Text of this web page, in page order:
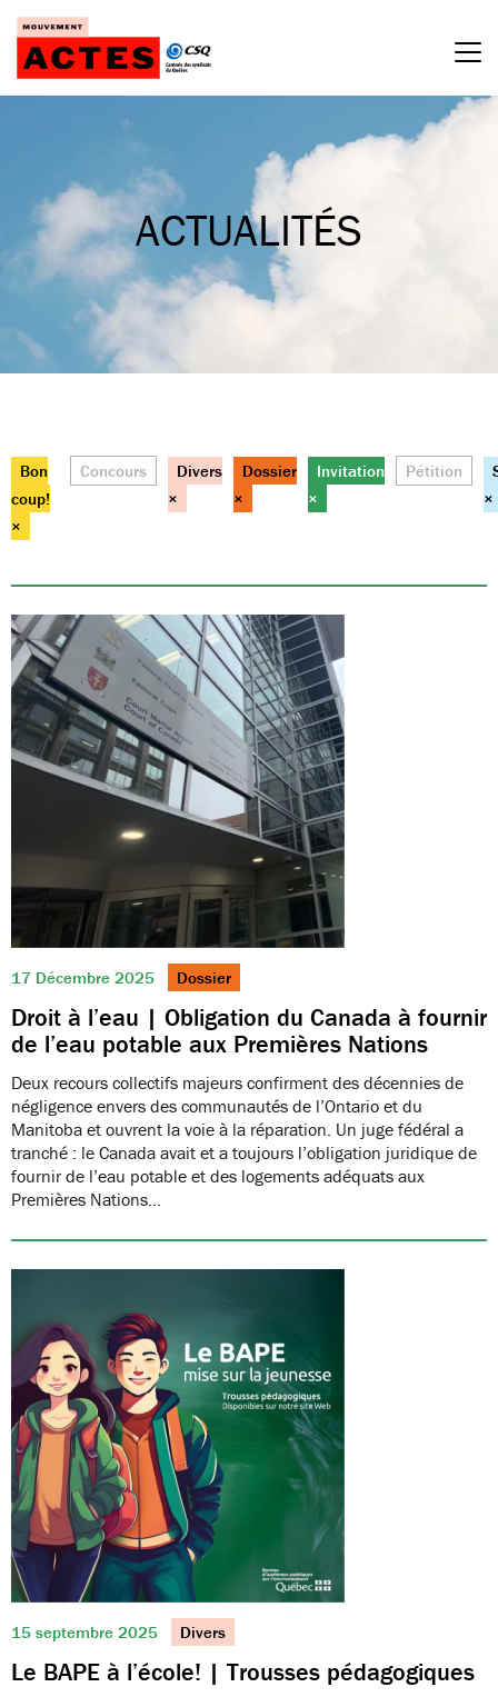
Passer
contenu
ACTUALITÉS
17 Décembre 2025 Dossier
Droit à l’eau | Obligation du Canada à fournir
de l’eau potable aux Premières Nations
Deux recours collectifs majeurs confirment des décennies de
négligence envers des communautés de l’Ontario et du
Manitoba et ouvrent la voie à la réparation. Un juge fédéral a
tranché : le Canada avait et a toujours l’obligation juridique de
fournir de l’eau potable et des logements adéquats aux
Premières Nations…
15 septembre 2025 Divers
Le BAPE à l’école! | Trousses pédagogiques
Bon
coup!
×
Concours
Divers
×
Dossier
×
Invitation
×
Pétition
×